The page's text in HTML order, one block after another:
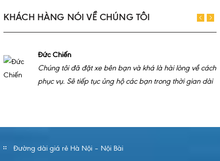
KHÁCH HÀNG NÓI VỀ CHÚNG TÔI
Đức Chiến
Chúng tôi đã đặt xe bên bạn và khá là hài lòng về cách
phục vụ. Sẽ tiếp tục ủng hộ các bạn trong thời gian dài
Đường dài giá rẻ Hà Nội – Nội Bài